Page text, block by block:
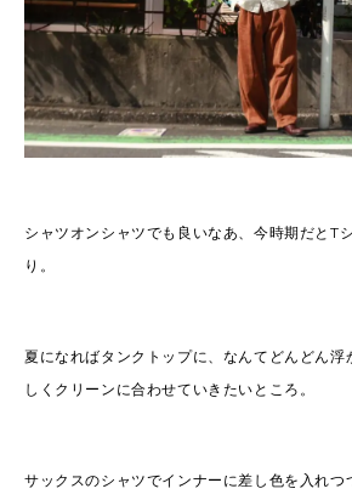
シャツオンシャツでも良いなあ、今時期だとT
り。
夏になればタンクトップに、なんてどんどん浮
しくクリーンに合わせていきたいところ。
サックスのシャツでインナーに差し色を入れつ